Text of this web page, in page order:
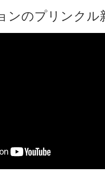
ンのプリンクル